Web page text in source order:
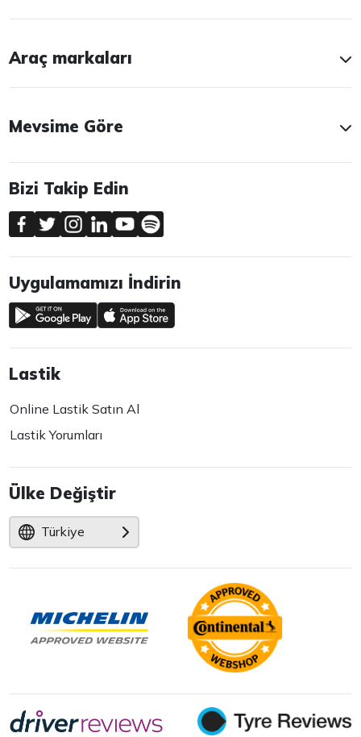
Araç markaları
Mevsime Göre
Bizi Takip Edin
Uygulamamızı İndirin
Lastik
Online Lastik Satın Al
Lastik Yorumları
Ülke Değiştir
Türkiye